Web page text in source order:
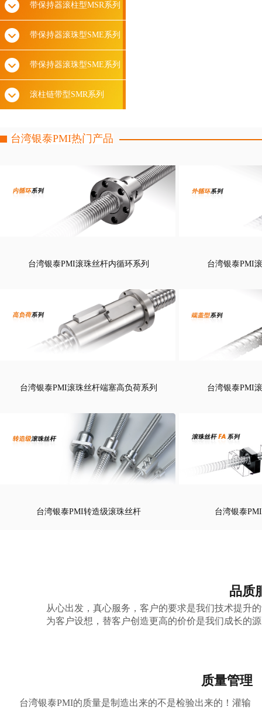
带保持器滚柱型MSR系列
带保持器滚珠型SME系列
带保持器滚珠型SME系列
滚柱链带型SMR系列
台湾银泰PMI滚珠丝杆内循环系列 台湾银泰PMI
台湾银泰PMI滚珠丝杆端塞高负荷系列 台湾银泰PMI
台湾银泰PMI转造级滚珠丝杆 台湾银泰
台湾银泰PMI热门产品
台湾银泰PMI的质量是制造出来的不是检验出来的！灌输
从心出发，真心服务，客户的要求是我们技术提升
为客户设想，替客户创造更高的价价是我们成长的
质量管理
品质